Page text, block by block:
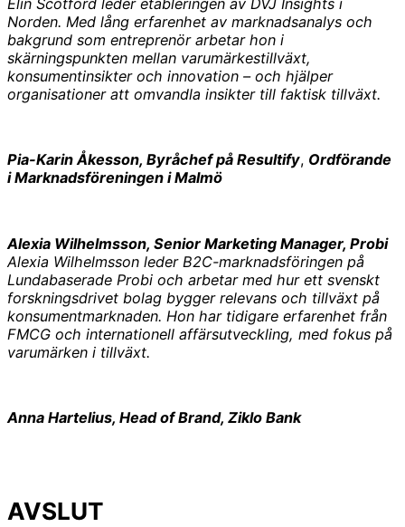
Norden. Med lång erfarenhet av marknadsanalys och
bakgrund som entreprenör arbetar hon i
skärningspunkten mellan varumärkestillväxt,
konsumentinsikter och innovation – och hjälper
organisationer att omvandla insikter till faktisk tillväxt.
Pia-Karin Åkesson, Byråchef på Resultify, Ordförande
i Marknadsföreningen i Malmö
Alexia Wilhelmsson, Senior Marketing Manager, Probi
Alexia Wilhelmsson leder B2C-marknadsföringen på
Lundabaserade Probi och arbetar med hur ett svenskt
forskningsdrivet bolag bygger relevans och tillväxt på
konsumentmarknaden. Hon har tidigare erfarenhet från
FMCG och internationell affärsutveckling, med fokus på
varumärken i tillväxt.
Anna Hartelius, Head of Brand, Ziklo Bank
AVSLUT